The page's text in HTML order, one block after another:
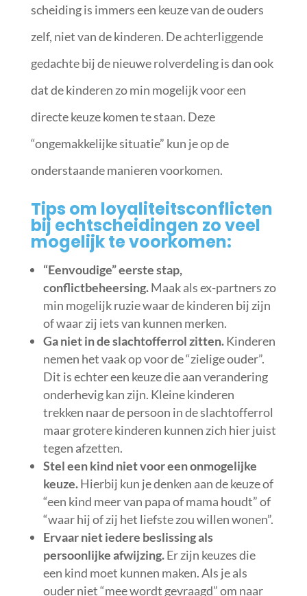
scheiding is immers een keuze van de ouders
zelf, niet van de kinderen. De achterliggende
gedachte bij de nieuwe rolverdeling is dan ook
dat de kinderen zo min mogelijk voor een
directe keuze komen te staan. Deze
“ongemakkelijke situatie” kun je op de
onderstaande manieren voorkomen.
Tips om loyaliteitsconflicten
bij echtscheidingen zo veel
mogelijk te voorkomen:
“Eenvoudige” eerste stap,
conflictbeheersing.Maak als ex-partners zo
min mogelijk ruzie waar de kinderen bij zijn
of waar zij iets van kunnen merken.
Ga niet in de slachtofferrol zitten.Kinderen
nemen het vaak op voor de “zielige ouder”.
Dit is echter een keuze die aan verandering
onderhevig kan zijn. Kleine kinderen
trekken naar de persoon in de slachtofferrol
maar grotere kinderen kunnen zich hier juist
tegen afzetten.
Stel een kind niet voor een onmogelijke
keuze.Hierbij kun je denken aan de keuze of
“een kind meer van papa of mama houdt” of
“waar hij of zij het liefste zou willen wonen”.
Ervaar niet iedere beslissing als
persoonlijke afwijzing.Er zijn keuzes die
een kind moet kunnen maken. Als je als
ouder niet “mee wordt gevraagd” om naar